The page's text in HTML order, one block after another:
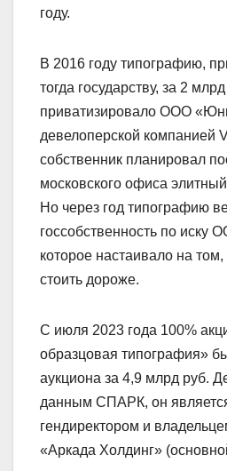
году.
В 2016 году типографию,
тогда государству, за 2
приватизировало ООО
девелоперской компанией
собственник планировал
московского офиса
Но через год типографию
госсобственность по иску
которое настаивало на
стоить дороже.
С июля 2023 года 100%
образцовая типография»
аукциона за 4,9 млрд руб.
данным СПАРК, он
гендиректором и
«Аркада Холдинг»